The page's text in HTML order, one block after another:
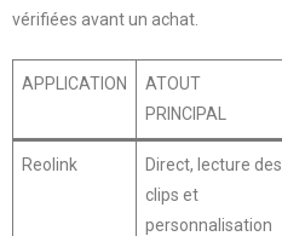
vérifiées avant un achat.
APPLICATION
ATOUT
PRINCIPAL
Reolink
Direct, lecture des
clips et
personnalisation